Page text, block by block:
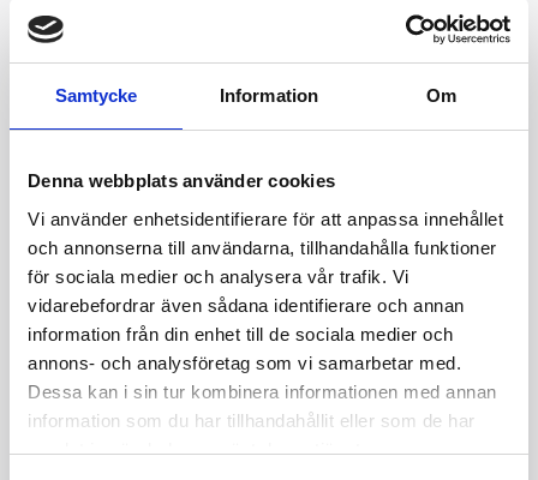
Samtycke Information Om
Denna webbplats använder cookies
Vi använder enhetsidentifierare för att anpassa innehållet
och annonserna till användarna, tillhandahålla funktioner
för sociala medier och analysera vår trafik. Vi
vidarebefordrar även sådana identifierare och annan
information från din enhet till de sociala medier och
annons- och analysföretag som vi samarbetar med.
Dessa kan i sin tur kombinera informationen med annan
information som du har tillhandahållit eller som de har
samlat in när du har använt deras tjänster.
24t 7d 1m 3m 1å 5å
Köp / Sälj